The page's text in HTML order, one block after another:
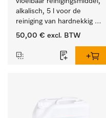
alkalisch, 5 l voor de
reiniging van hardnekkig
vuil op serviesgoed,
50,00 € excl. BTW